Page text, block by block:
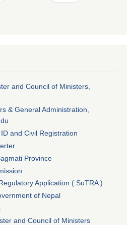
and Council of Ministers,
& General Administration,
and Civil Registration
Province
Application ( SuTRA )
of Nepal
and Council of Ministers